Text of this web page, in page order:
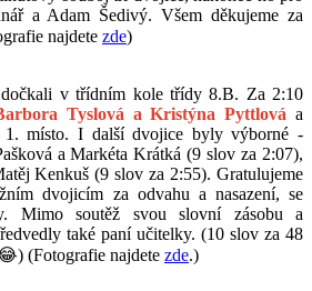
a Adam Šedivý. Všem děkujeme za
najdete zde)
v třídním kole třídy 8.B. Za 2:10
Tyslová a Kristýna Pyttlová a
1. místo. I další dvojice byly výborné -
a Markéta Krátká (9 slov za 2:07),
Kenkuš (9 slov za 2:55). Gratulujeme
dvojicím za odvahu a nasazení, se
Mimo soutěž svou slovní zásobu a
také paní učitelky. (10 slov za 48
(Fotografie najdete zde.)